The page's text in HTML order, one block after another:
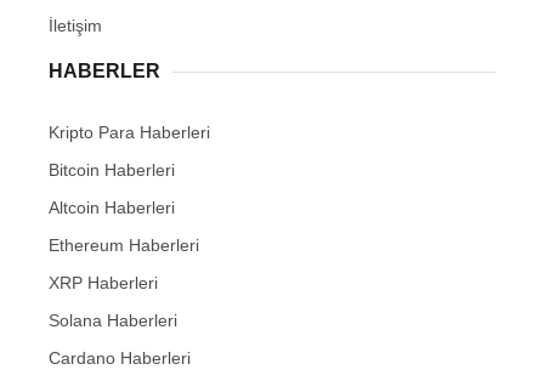
İletişim
HABERLER
Kripto Para Haberleri
Bitcoin Haberleri
Altcoin Haberleri
Ethereum Haberleri
XRP Haberleri
Solana Haberleri
Cardano Haberleri